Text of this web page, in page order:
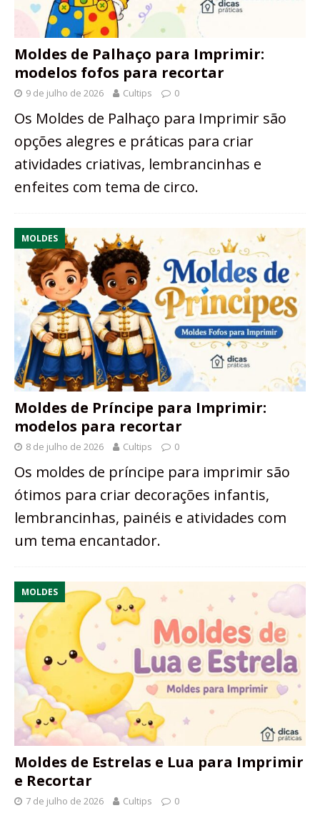
Moldes de Palhaço para Imprimir:
modelos fofos para recortar
9 de julho de 2026 Cultips 0
Os Moldes de Palhaço para Imprimir são
opções alegres e práticas para criar
atividades criativas, lembrancinhas e
enfeites com tema de circo.
MOLDES
Moldes de Príncipe para Imprimir:
modelos para recortar
8 de julho de 2026 Cultips 0
Os moldes de príncipe para imprimir são
ótimos para criar decorações infantis,
lembrancinhas, painéis e atividades com
um tema encantador.
MOLDES
Moldes de Estrelas e Lua para Imprimir
e Recortar
7 de julho de 2026 Cultips 0